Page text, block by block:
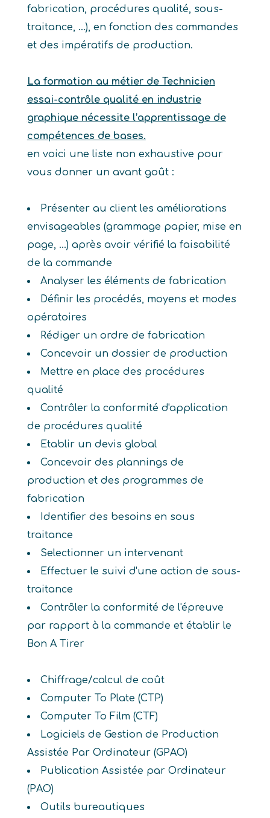
fabrication, procédures qualité, sous-
traitance, …), en fonction des commandes
et des impératifs de production.
La formation au métier de Technicien
essai-contrôle qualité en industrie
graphique nécessite l’apprentissage de
compétences de bases.
en voici une liste non exhaustive pour
vous donner un avant goût :
Présenter au client les améliorations
envisageables (grammage papier, mise en
page, ...) après avoir vérifié la faisabilité
de la commande
Analyser les éléments de fabrication
Définir les procédés, moyens et modes
opératoires
Rédiger un ordre de fabrication
Concevoir un dossier de production
Mettre en place des procédures
qualité
Contrôler la conformité d'application
de procédures qualité
Etablir un devis global
Concevoir des plannings de
production et des programmes de
fabrication
Identifier des besoins en sous
traitance
Selectionner un intervenant
Effectuer le suivi d'une action de sous-
traitance
Contrôler la conformité de l'épreuve
par rapport à la commande et établir le
Bon A Tirer
Chiffrage/calcul de coût
Computer To Plate (CTP)
Computer To Film (CTF)
Logiciels de Gestion de Production
Assistée Par Ordinateur (GPAO)
Publication Assistée par Ordinateur
(PAO)
Outils bureautiques